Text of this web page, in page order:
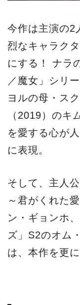
今作は主演の2
烈なキャラク
にする！ ナラ
／魔女」シリ
ヨルの母・ス
（2019）のキ
を愛する心が
に表現。
そして、主人
～君がくれた
ン・ギョンホ
ズ」S2のオム
は、本作を更